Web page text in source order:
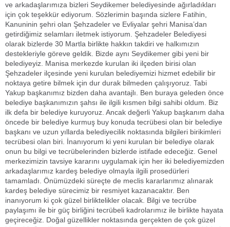
ve arkadaşlarımıza bizleri Seydikemer belediyesinde ağırladıkları
için çok teşekkür ediyorum. Sözlerimin başında sizlere Fatihin,
Kanuninin şehri olan Şehzadeler ve Evliyalar şehri Manisa’dan
getirdiğimiz selamları iletmek istiyorum. Şehzadeler Belediyesi
olarak bizlerde 30 Martla birlikte hakkın takdiri ve halkımızın
destekleriyle göreve geldik. Bizde aynı Seydikemer gibi yeni bir
belediyeyiz. Manisa merkezde kurulan iki ilçeden birisi olan
Şehzadeler ilçesinde yeni kurulan belediyemizi hizmet edebilir bir
noktaya getire bilmek için dur durak bilmeden çalışıyoruz. Tabi
Yakup başkanımız bizden daha avantajlı. Ben buraya geleden önce
belediye başkanımızın şahsı ile ilgili kısmen bilgi sahibi oldum. Biz
ilk defa bir belediye kuruyoruz. Ancak değerli Yakup başkanım daha
öncede bir belediye kurmuş buy konuda tecrübesi olan bir belediye
başkanı ve uzun yıllarda belediyecilik noktasında bilgileri birikimleri
tecrübesi olan biri. İnanıyorum ki yeni kurulan bir belediye olarak
onun bu bilgi ve tecrübelerinden bizlerde istifade edeceğiz. Genel
merkezimizin tavsiye kararını uygulamak için her iki belediyemizden
arkadaşlarımız kardeş belediye olmayla ilgili prosedürleri
tamamladı. Önümüzdeki süreçte de meclis kararlarımız alınarak
kardeş belediye sürecimiz bir resmiyet kazanacaktır. Ben
inanıyorum ki çok güzel birliktelikler olacak. Bilgi ve tecrübe
paylaşımı ile bir güç birliğini tecrübeli kadrolarımız ile birlikte hayata
geçireceğiz. Doğal güzellikler noktasında gerçekten de çok güzel